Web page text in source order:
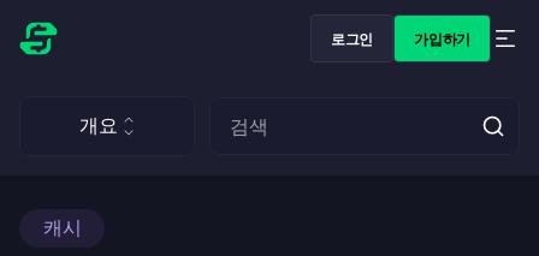
로그인 가입하기
개요
캐시